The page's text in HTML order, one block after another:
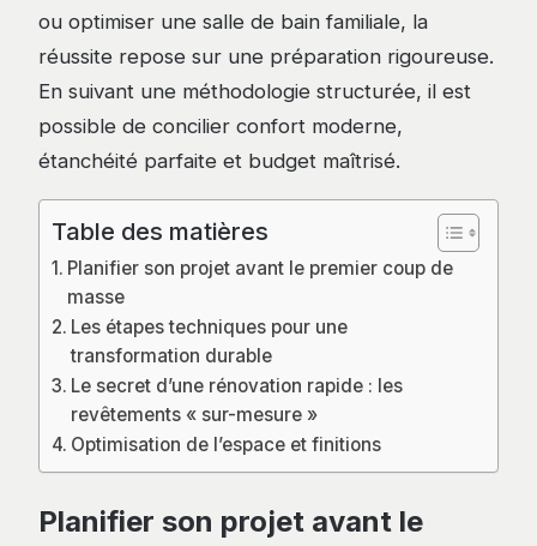
ou optimiser une salle de bain familiale, la
réussite repose sur une préparation rigoureuse.
En suivant une méthodologie structurée, il est
possible de concilier confort moderne,
étanchéité parfaite et budget maîtrisé.
Table des matières
Planifier son projet avant le premier coup de
masse
Les étapes techniques pour une
transformation durable
Le secret d’une rénovation rapide : les
revêtements « sur-mesure »
Optimisation de l’espace et finitions
Planifier son projet avant le